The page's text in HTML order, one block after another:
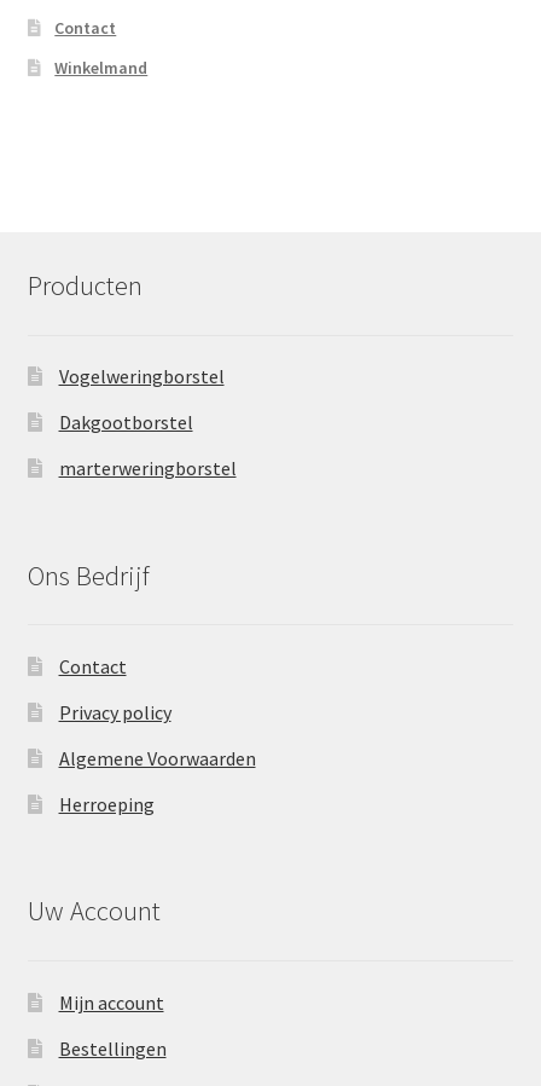
Contact
Winkelmand
Producten
Vogelweringborstel
Dakgootborstel
marterweringborstel
Ons Bedrijf
Contact
Privacy policy
Algemene Voorwaarden
Herroeping
Uw Account
Mijn account
Bestellingen